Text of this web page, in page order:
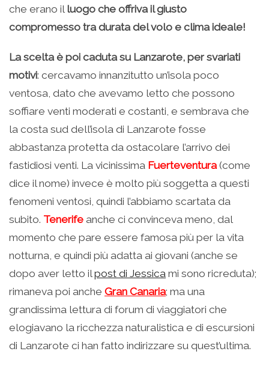
che erano il luogo che offriva il giusto
compromesso tra durata del volo e clima ideale!
La scelta è poi caduta su Lanzarote, per svariati
motivi: cercavamo innanzitutto un’isola poco
ventosa, dato che avevamo letto che possono
soffiare venti moderati e costanti, e sembrava che
la costa sud dell’isola di Lanzarote fosse
abbastanza protetta da ostacolare l’arrivo dei
fastidiosi venti. La vicinissima Fuerteventura (come
dice il nome) invece è molto più soggetta a questi
fenomeni ventosi, quindi l’abbiamo scartata da
subito. Tenerife anche ci convinceva meno, dal
momento che pare essere famosa più per la vita
notturna, e quindi più adatta ai giovani (anche se
dopo aver letto ilpost di Jessica mi sono ricreduta);
rimaneva poi anche Gran Canaria; ma una
grandissima lettura di forum di viaggiatori che
elogiavano la ricchezza naturalistica e di escursioni
di Lanzarote ci han fatto indirizzare su quest’ultima.